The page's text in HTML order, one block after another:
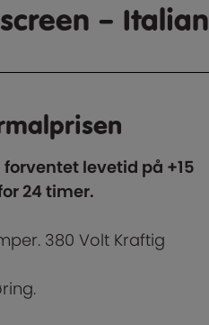
– Italian
levetid på +15
24 timer.
380 Volt Kraftig